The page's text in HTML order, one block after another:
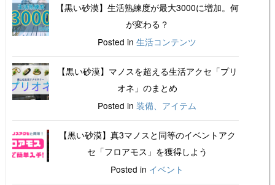
【黒い砂漠】生活熟練度が最大3000に増加。何
が変わる？
Posted in 生活コンテンツ
【黒い砂漠】マノスを超える生活アクセ「プリ
オネ」のまとめ
Posted in 装備、アイテム
【黒い砂漠】真3マノスと同等のイベントアク
セ「フロアモス」を獲得しよう
Posted in イベント